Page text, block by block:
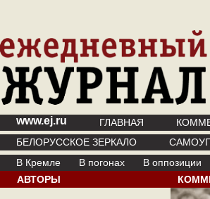
www.ej.ru ГЛАВНАЯ
БЕЛОРУССКОЕ ЗЕРКАЛО
В Кремле
В погонах В оппозиции
АВТОРЫ